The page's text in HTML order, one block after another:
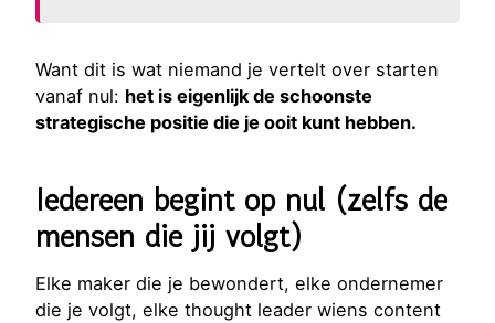
Want dit is wat niemand je vertelt over starten
vanaf nul: het is eigenlijk de schoonste
strategische positie die je ooit kunt hebben.
Iedereen begint op nul (zelfs de
mensen die jij volgt)
Elke maker die je bewondert, elke ondernemer
die je volgt, elke thought leader wiens content